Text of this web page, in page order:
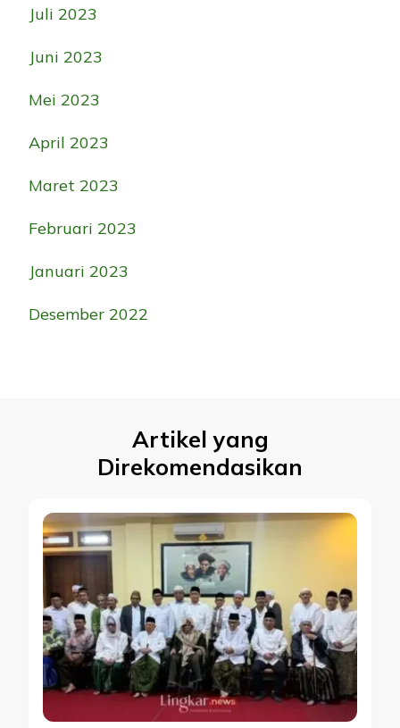
Juli 2023
Juni 2023
Mei 2023
April 2023
Maret 2023
Februari 2023
Januari 2023
Desember 2022
Artikel yang
Direkomendasikan